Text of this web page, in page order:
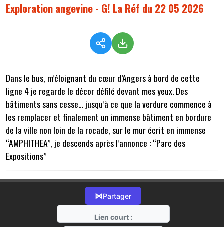
Exploration angevine - G! La Réf du 22 05 2026
Dans le bus, m’éloignant du cœur d’Angers à bord de cette
ligne 4 je regarde le décor défilé devant mes yeux. Des
bâtiments sans cesse… jusqu’à ce que la verdure commence à
les remplacer et finalement un immense bâtiment en bordure
de la ville non loin de la rocade, sur le mur écrit en immense
“AMPHITHEA”, je descends après l’annonce : “Parc des
Expositions”
⋈Partager
Lien court :